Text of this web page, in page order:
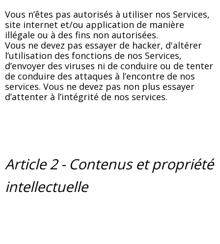
Vous n’êtes pas autorisés à utiliser nos Services,
site internet et/ou application de manière
illégale ou à des fins non autorisées.
Vous ne devez pas essayer de hacker, d'altérer
l’utilisation des fonctions de nos Services,
d’envoyer des viruses ni de conduire ou de tenter
de conduire des attaques à l’encontre de nos
services. Vous ne devez pas non plus essayer
d’attenter à l’intégrité de nos services.
Article 2 - Contenus et propriété
intellectuelle